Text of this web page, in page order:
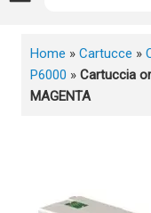
Home » Cartucce »
P6000 » Cartuccia
MAGENTA